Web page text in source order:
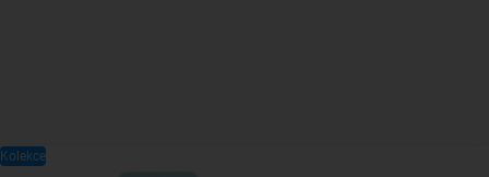
Kolekce